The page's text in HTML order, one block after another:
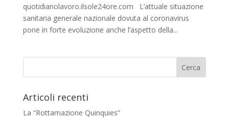
quotidianolavoro.ilsole24ore.com L’attuale situazione
sanitaria generale nazionale dovuta al coronavirus
pone in forte evoluzione anche l’aspetto della...
Articoli recenti
La “Rottamazione Quinquies”